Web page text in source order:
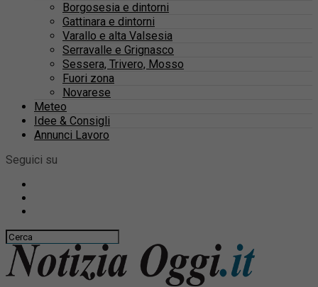
Borgosesia e dintorni
Gattinara e dintorni
Varallo e alta Valsesia
Serravalle e Grignasco
Sessera, Trivero, Mosso
Fuori zona
Novarese
Meteo
Idee & Consigli
Annunci Lavoro
Seguici su